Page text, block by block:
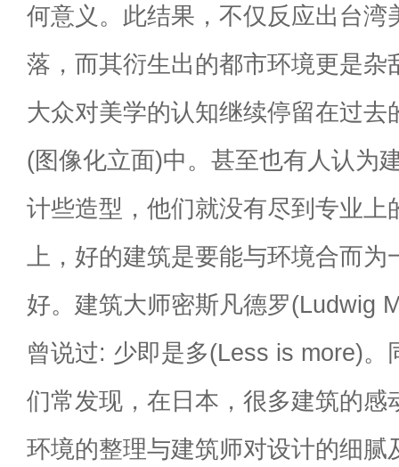
何意义。此结果，不仅反应出台湾
落，而其衍生出的都市环境更是杂
大众对美学的认知继续停留在过去
(图像化立面)中。甚至也有人认为
计些造型，他们就没有尽到专业上
上，好的建筑是要能与环境合而
好。建筑大师密斯凡德罗(Ludwig
曾说过: 少即是多(Less is more)。
们常发现，在日本，很多建筑的感
环境的整理与建筑师对设计的细腻